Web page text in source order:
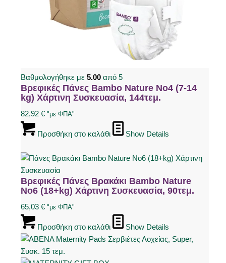
Βαθμολογήθηκε με 5.00από 5
Βρεφικές Πάνες Bambo Nature No4 (7-14
kg) Χάρτινη Συσκευασία, 144τεμ.
82,92 € "με ΦΠΑ"
Προσθήκη στο καλάθι Show Details
Βρεφικές Πάνες Βρακάκι Bambo Nature
Νo6 (18+kg) Χάρτινη Συσκευασία, 90τεμ.
65,03 € "με ΦΠΑ"
Προσθήκη στο καλάθι Show Details